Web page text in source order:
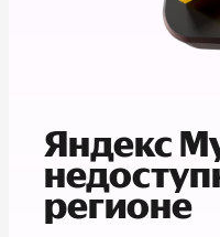
Яндекс
регионе